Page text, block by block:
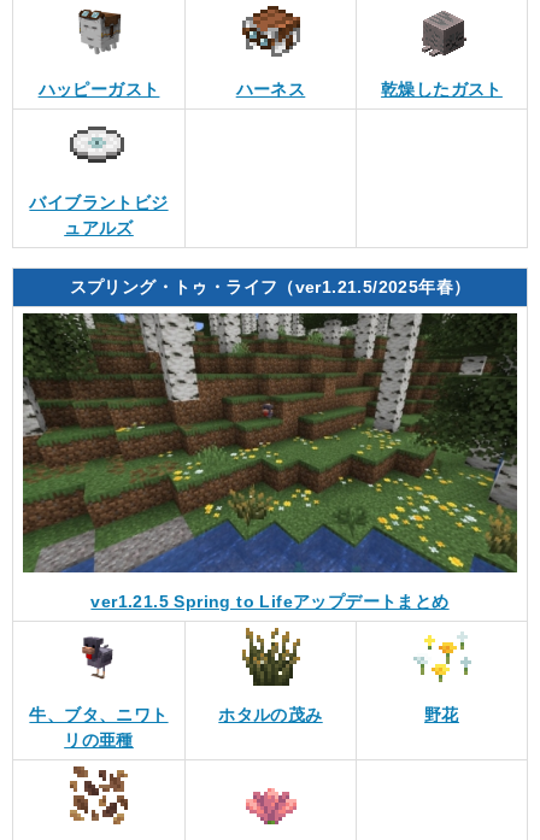
ハッピーガスト ハーネス 乾燥したガスト
バイブラントビジ
ュアルズ
スプリング・トゥ・ライフ（ver1.21.5/2025年春）
ver1.21.5 Spring to Lifeアップデートまとめ
牛、ブタ、ニワト
リの亜種
ホタルの茂み 野花